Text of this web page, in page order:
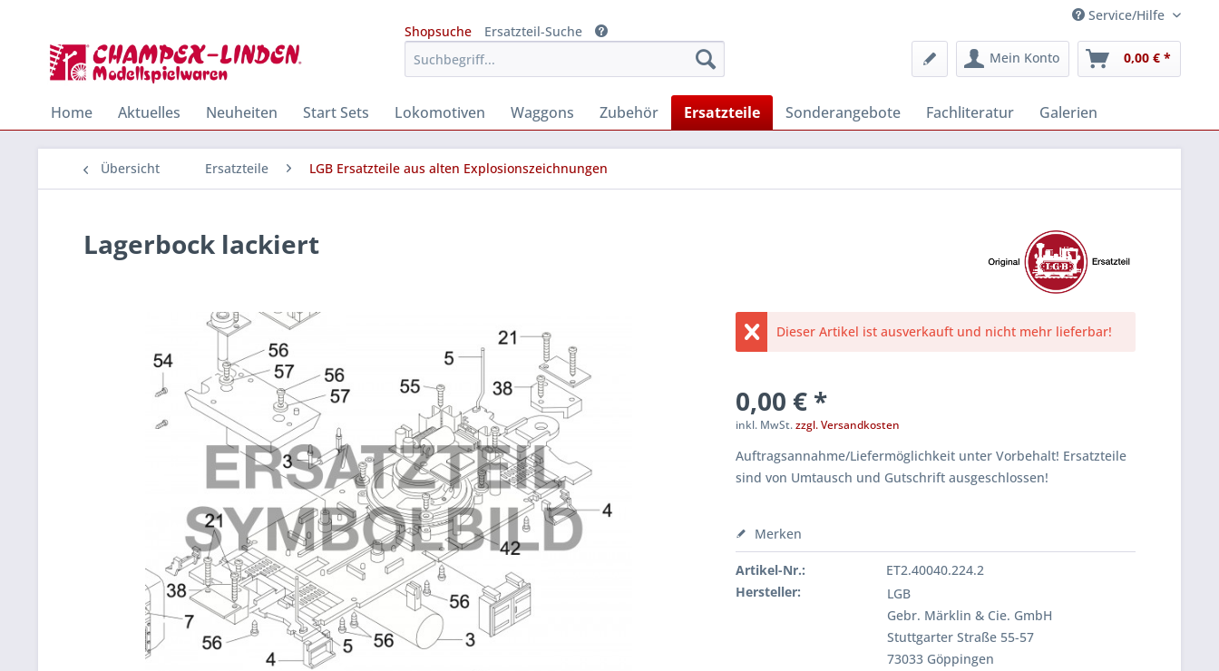
Service/Hilfe
Shopsuche
Ersatzteil-Suche
Mein Konto
0,00 € *
Home Aktuelles Neuheiten Start Sets Lokomotiven Waggons Zubehör Ersatzteile Sonderangebote Fachliteratur Galerien
Übersicht Ersatzteile LGB Ersatzteile aus alten Explosionszeichnungen
Lagerbock lackiert
Dieser Artikel ist ausverkauft und nicht mehr lieferbar!
0,00 € *
inkl. MwSt.zzgl. Versandkosten
Auftragsannahme/Liefermöglichkeit unter Vorbehalt! Ersatzteile
sind von Umtausch und Gutschrift ausgeschlossen!
Merken
Artikel-Nr.:
ET2.40040.224.2
Hersteller:
LGB
Gebr. Märklin & Cie. GmbH
Stuttgarter Straße 55-57
73033 Göppingen